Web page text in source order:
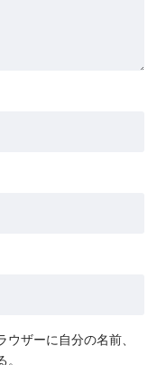
ザーに自分の名前、